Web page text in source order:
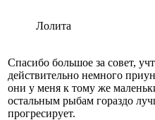
Лолита
Спасибо большое за совет,
действительно немного
они у меня к тому же
остальным рыбам гораздо
прогресирует.